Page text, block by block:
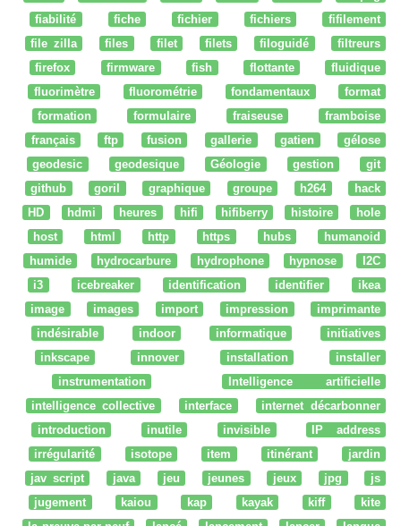
fiabilité
fiche fichier fichiers
fifilement
file zilla
files filet filets filoguidé
filtreurs
firefox
firmware fish flottante
fluidique
fluorimètre
fluorométrie fondamentaux
format
formation
formulaire fraiseuse
framboise
français
ftp fusion gallerie gatien
gélose
geodesic
geodesique Géologie gestion
git
github
goril graphique groupe h264
hack
HD
hdmi heures hifi hifiberry histoire
hole
host
html http https hubs
humanoid
humide
hydrocarbure hydrophone hypnose
I2C
i3
icebreaker identification identifier
ikea
image
images import impression
imprimante
indésirable
indoor informatique
initiatives
inkscape
innover installation
installer
instrumentation
Intelligence artificielle
intelligence collective
interface
internet décarbonner
introduction
inutile invisible
IP address
irrégularité
isotope item itinérant
jardin
jav script
java jeu jeunes jeux jpg
js
jugement
kaiou kap kayak kiff
kite